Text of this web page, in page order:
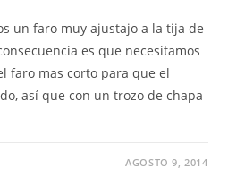
un faro muy ajustajo a la tija de
es que necesitamos
faro mas corto para que el
así que con un trozo de chapa
AGOSTO 9, 2014